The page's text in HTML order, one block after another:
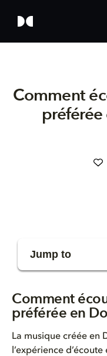
Comment
Jump to
Dolby Atmos
Comment
Comment
préférée en
La musique créée en
l’expérience d’écoute